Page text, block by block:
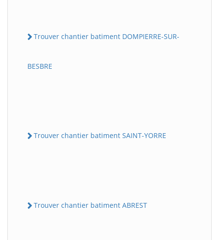
Trouver chantier batiment DOMPIERRE-SUR-
BESBRE
Trouver chantier batiment SAINT-YORRE
Trouver chantier batiment ABREST